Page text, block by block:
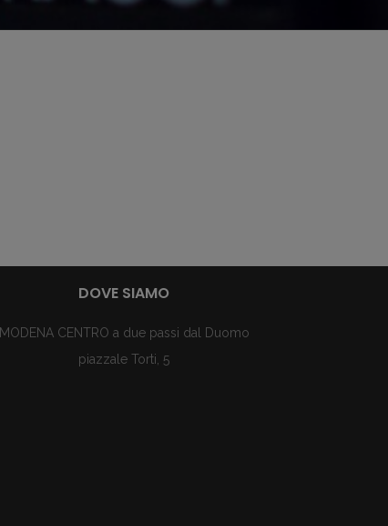
DOVE SIAMO
MODENA CENTRO a due passi dal Duomo
piazzale Torti, 5